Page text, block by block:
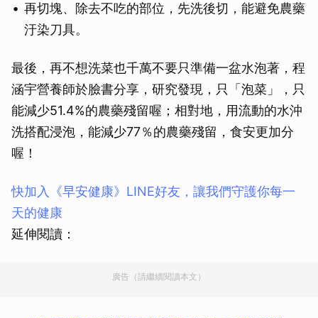
再切塊、除去不吃的部位，先洗後切，能避免農藥
汙染刀具。
最後，再不想洗菜也千萬不要只準備一盆水泡著，程
涵宇營養師於臉書分享，研究發現，只「泡菜」，只
能減少51.4%的農藥殘留喔；相對地，用流動的水沖
洗搭配浸泡，能減少77％的農藥殘留，食安更加分
喔！
快加入《早安健康》LINE好友，讓我們守護你每一
天的健康
延伸閱讀：
廣告（請繼續閱讀本文）